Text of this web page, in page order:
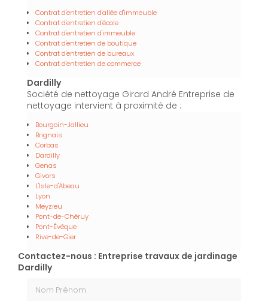
Contrat d'entretien d'allée d'immeuble
Contrat d'entretien d'école
Contrat d'entretien d'immeuble
Contrat d'entretien de boutique
Contrat d'entretien de bureaux
Contrat d'entretien de commerce
Dardilly
Société de nettoyage Girard André Entreprise de
nettoyage intervient à proximité de :
Bourgoin-Jallieu
Brignais
Corbas
Dardilly
Genas
Givors
L'Isle-d'Abeau
Lyon
Meyzieu
Pont-de-Chéruy
Pont-Évêque
Rive-de-Gier
Contactez-nous : Entreprise travaux de jardinage
Dardilly